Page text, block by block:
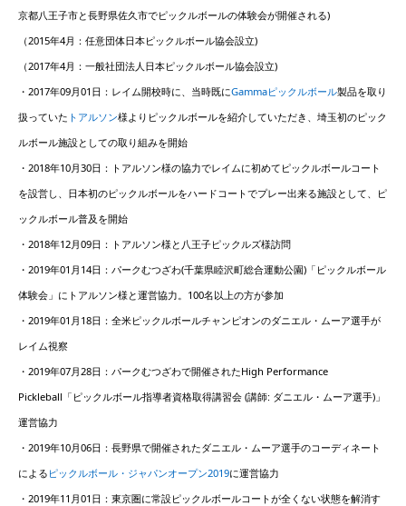
京都八王子市と長野県佐久市でピックルボールの体験会が開催される)
（2015年4月：任意団体日本ピックルボール協会設立)
（2017年4月：一般社団法人日本ピックルボール協会設立)
・2017年09月01日：レイム開校時に、当時既にGammaピックルボール製品を取り
扱っていた トアルソン様よりピックルボールを紹介していただき、埼玉初のピック
ルボール施設としての取り組みを開始
・2018年10月30日：トアルソン様の協力でレイムに初めてピックルボールコート
を設営し、日本初のピックルボールをハードコートでプレー出来る施設として、ピ
ックルボール普及を開始
・2018年12月09日：トアルソン様と八王子ピックルズ様訪問
・2019年01月14日：パークむつざわ(千葉県睦沢町総合運動公園)「ピックルボール
体験会」にトアルソン様と運営協力。100名以上の方が参加
・2019年01月18日：全米ピックルボールチャンピオンのダニエル・ムーア選手が
レイム視察
・2019年07月28日：パークむつざわで開催されたHigh Performance
Pickleball「ピックルボール指導者資格取得講習会 (講師: ダニエル・ムーア選手)」
運営協力
・2019年10月06日：長野県で開催されたダニエル・ムーア選手のコーディネート
による ピックルボール・ジャパンオープン2019に運営協力
・2019年11月01日：東京圏に常設ピックルボールコートが全くない状態を解消す